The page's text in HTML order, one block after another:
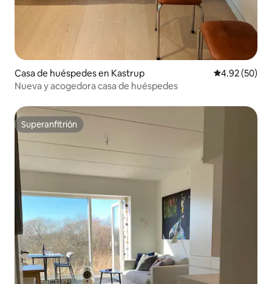
Casa de huéspedes en Kastrup Calificación
4.92 (50)
Nueva y acogedora casa de huéspedes
Superanfitrión
Superanfitrión